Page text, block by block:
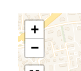
+
−